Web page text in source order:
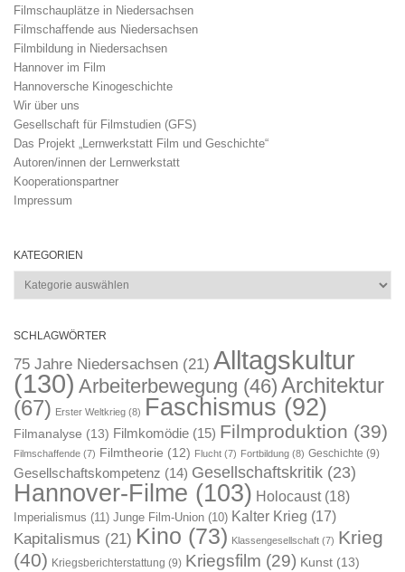
Filmschauplätze in Niedersachsen
Filmschaffende aus Niedersachsen
Filmbildung in Niedersachsen
Hannover im Film
Hannoversche Kinogeschichte
Wir über uns
Gesellschaft für Filmstudien (GFS)
Das Projekt „Lernwerkstatt Film und Geschichte“
Autoren/innen der Lernwerkstatt
Kooperationspartner
Impressum
KATEGORIEN
Kategorien
SCHLAGWÖRTER
75 Jahre Niedersachsen (21) Alltagskultur
(130) Arbeiterbewegung (46) Architektur
(67) Erster Weltkrieg (8) Faschismus (92)
Filmanalyse (13) Filmkomödie (15) Filmproduktion (39)
Filmschaffende (7) Filmtheorie (12) Flucht (7) Fortbildung (8) Geschichte (9)
Gesellschaftskompetenz (14) Gesellschaftskritik (23)
Hannover-Filme (103) Holocaust(18)
Imperialismus (11) Junge Film-Union (10) Kalter Krieg (17)
Kapitalismus (21) Kino (73) Klassengesellschaft (7) Krieg
(40) Kriegsberichterstattung (9) Kriegsfilm (29) Kunst (13)